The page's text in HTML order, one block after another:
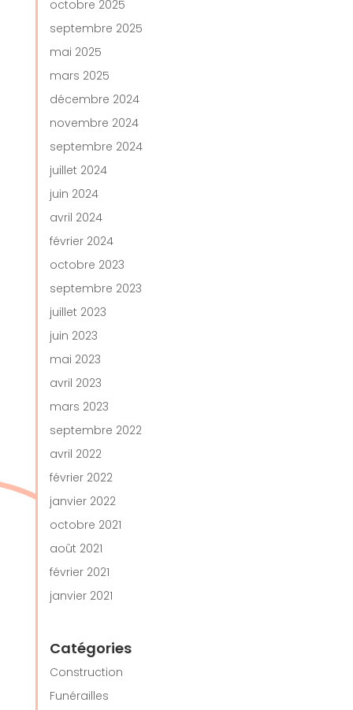
octobre 2025
septembre 2025
mai 2025
mars 2025
décembre 2024
novembre 2024
septembre 2024
juillet 2024
juin 2024
avril 2024
février 2024
octobre 2023
septembre 2023
juillet 2023
juin 2023
mai 2023
avril 2023
mars 2023
septembre 2022
avril 2022
février 2022
janvier 2022
octobre 2021
août 2021
février 2021
janvier 2021
Catégories
Construction
Funérailles